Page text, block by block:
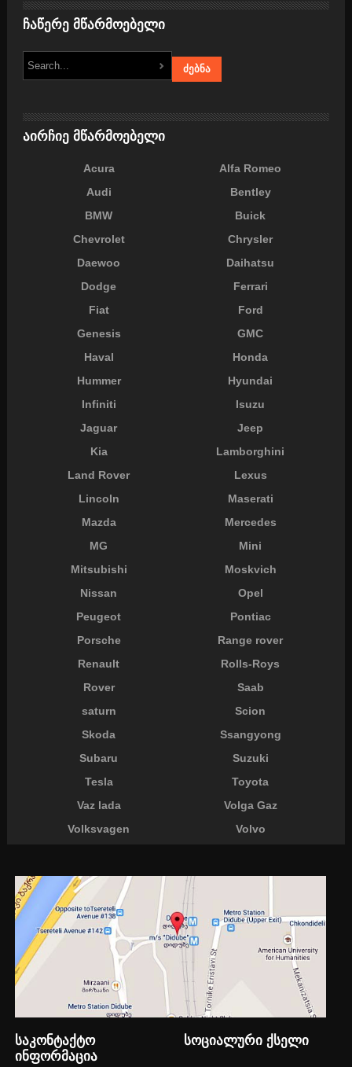
ჩაწერე მწარმოებელი
აირჩიე მწარმოებელი
Acura
Alfa Romeo
Audi
Bentley
BMW
Buick
Chevrolet
Chrysler
Daewoo
Daihatsu
Dodge
Ferrari
Fiat
Ford
Genesis
GMC
Haval
Honda
Hummer
Hyundai
Infiniti
Isuzu
Jaguar
Jeep
Kia
Lamborghini
Land Rover
Lexus
Lincoln
Maserati
Mazda
Mercedes
MG
Mini
Mitsubishi
Moskvich
Nissan
Opel
Peugeot
Pontiac
Porsche
Range rover
Renault
Rolls-Roys
Rover
Saab
saturn
Scion
Skoda
Ssangyong
Subaru
Suzuki
Tesla
Toyota
Vaz lada
Volga Gaz
Volksvagen
Volvo
საკონტაქტო
ინფორმაცია
სოციალური ქსელი